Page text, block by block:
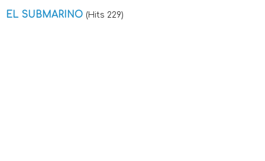
EL SUBMARINO (Hits 229)